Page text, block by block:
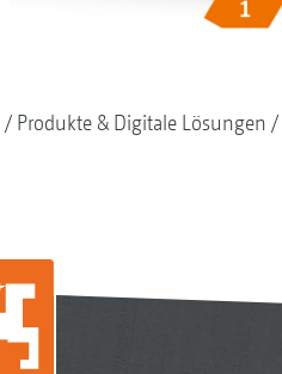
Produkte & Digitale Lösungen